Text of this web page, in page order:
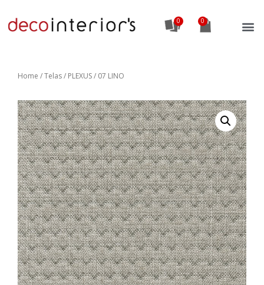
0
Home /Telas/ PLEXUS / 07 LINO